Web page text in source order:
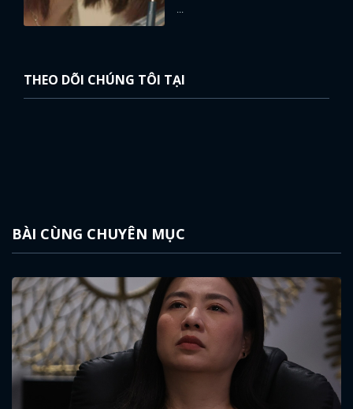
...
THEO DÕI CHÚNG TÔI TẠI
BÀI CÙNG CHUYÊN MỤC